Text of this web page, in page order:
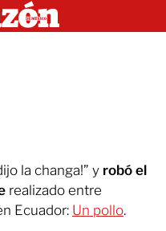
la changa!” y robó el
realizado entre
Ecuador: Un pollo.